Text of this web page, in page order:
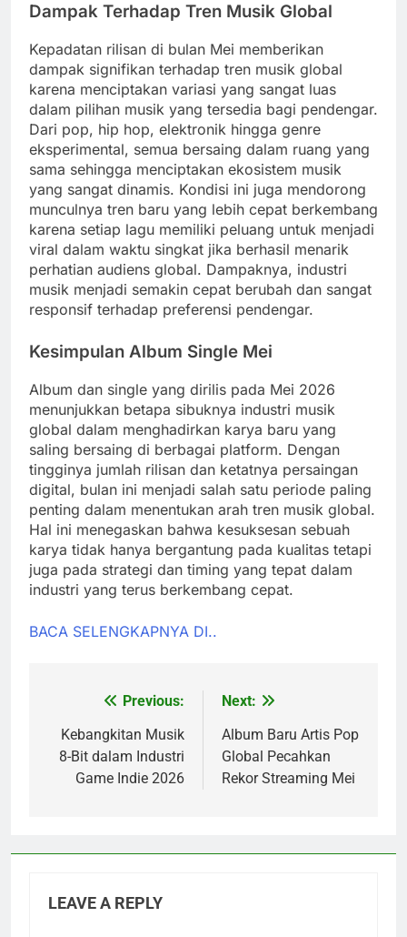
Dampak Terhadap Tren Musik Global
Kepadatan rilisan di bulan Mei memberikan
dampak signifikan terhadap tren musik global
karena menciptakan variasi yang sangat luas
dalam pilihan musik yang tersedia bagi pendengar.
Dari pop, hip hop, elektronik hingga genre
eksperimental, semua bersaing dalam ruang yang
sama sehingga menciptakan ekosistem musik
yang sangat dinamis. Kondisi ini juga mendorong
munculnya tren baru yang lebih cepat berkembang
karena setiap lagu memiliki peluang untuk menjadi
viral dalam waktu singkat jika berhasil menarik
perhatian audiens global. Dampaknya, industri
musik menjadi semakin cepat berubah dan sangat
responsif terhadap preferensi pendengar.
Kesimpulan Album Single Mei
Album dan single yang dirilis pada Mei 2026
menunjukkan betapa sibuknya industri musik
global dalam menghadirkan karya baru yang
saling bersaing di berbagai platform. Dengan
tingginya jumlah rilisan dan ketatnya persaingan
digital, bulan ini menjadi salah satu periode paling
penting dalam menentukan arah tren musik global.
Hal ini menegaskan bahwa kesuksesan sebuah
karya tidak hanya bergantung pada kualitas tetapi
juga pada strategi dan timing yang tepat dalam
industri yang terus berkembang cepat.
BACA SELENGKAPNYA DI..
navigation
Previous:
Kebangkitan Musik
8-Bit dalam Industri
Game Indie 2026
Next:
Album Baru Artis Pop
Global Pecahkan
Rekor Streaming Mei
LEAVE A REPLY